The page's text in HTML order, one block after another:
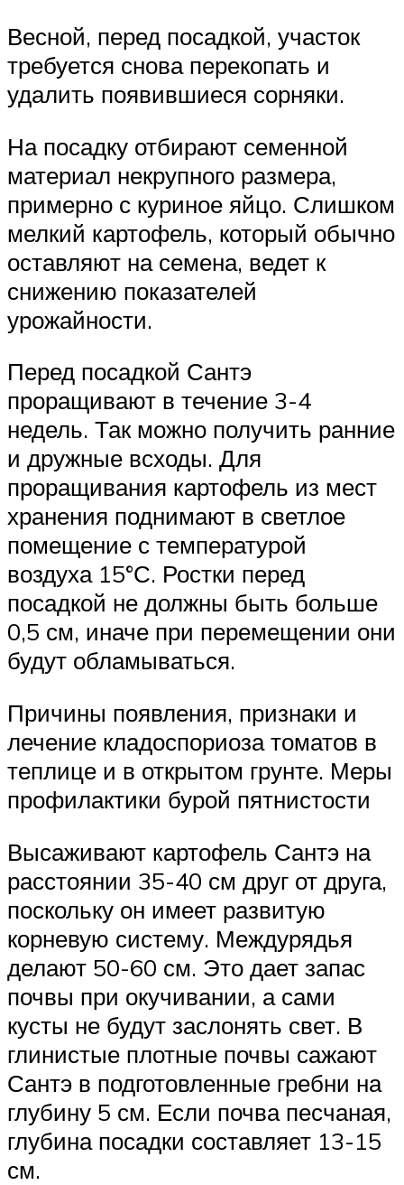
Весной, перед посадкой, участок
требуется снова перекопать и
удалить появившиеся сорняки.
На посадку отбирают семенной
материал некрупного размера,
примерно с куриное яйцо. Слишком
мелкий картофель, который обычно
оставляют на семена, ведет к
снижению показателей
урожайности.
Перед посадкой Сантэ
проращивают в течение 3-4
недель. Так можно получить ранние
и дружные всходы. Для
проращивания картофель из мест
хранения поднимают в светлое
помещение с температурой
воздуха 15°С. Ростки перед
посадкой не должны быть больше
0,5 см, иначе при перемещении они
будут обламываться.
Причины появления, признаки и
лечение кладоспориоза томатов в
теплице и в открытом грунте. Меры
профилактики бурой пятнистости
Высаживают картофель Сантэ на
расстоянии 35-40 см друг от друга,
поскольку он имеет развитую
корневую систему. Междурядья
делают 50-60 см. Это дает запас
почвы при окучивании, а сами
кусты не будут заслонять свет. В
глинистые плотные почвы сажают
Сантэ в подготовленные гребни на
глубину 5 см. Если почва песчаная,
глубина посадки составляет 13-15
см.